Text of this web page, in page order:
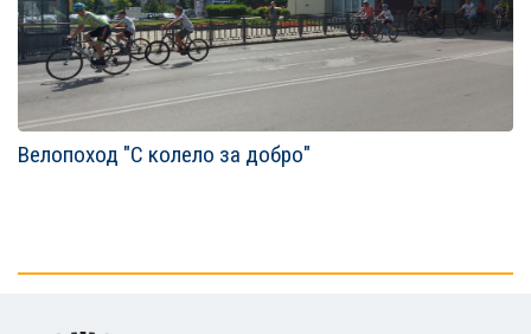
Велопоход "С колело за добро"